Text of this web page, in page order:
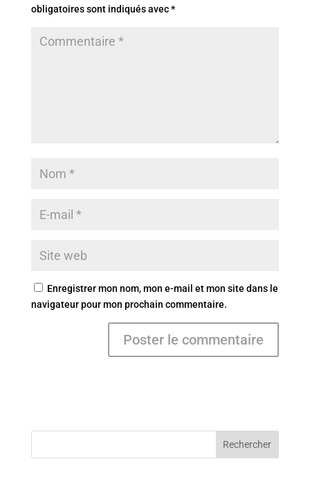
obligatoires sont indiqués avec*
Enregistrer mon nom, mon e-mail et mon site dans le
navigateur pour mon prochain commentaire.